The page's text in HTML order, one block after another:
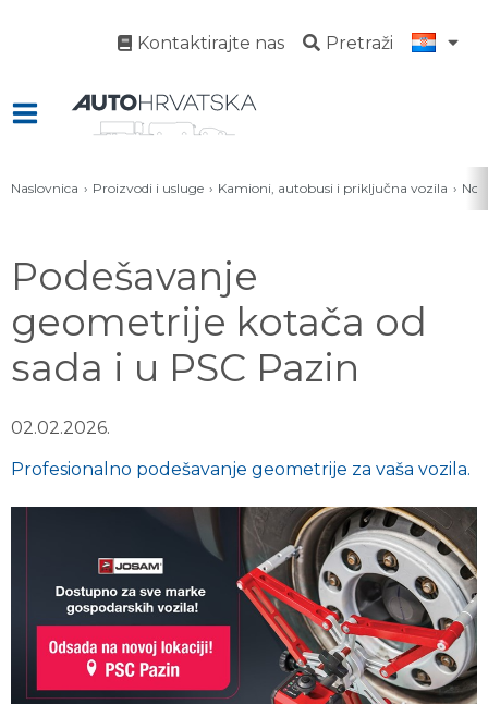
Kontaktirajte nas Pretraži
Naslovnica Proizvodi i usluge Kamioni, autobusi i priključna vozila
Podešavanje
geometrije kotača od
sada i u PSC Pazin
02.02.2026.
Profesionalno podešavanje geometrije za vaša vozila.